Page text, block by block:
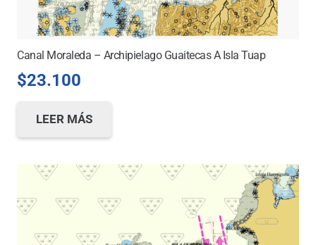
Canal Moraleda – Archipielago Guaitecas A Isla Tuap
$23.100
LEER MÁS